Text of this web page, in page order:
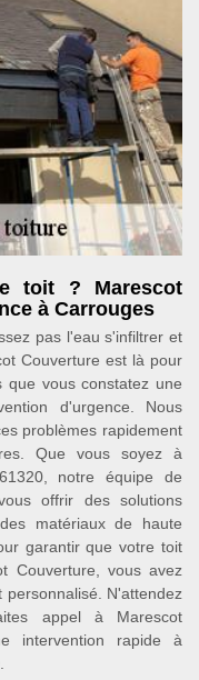
toit ? Marescot
à Carrouges
pas l'eau s'infiltrer et
Couverture est là pour
vous constatez une
d'urgence. Nous
problèmes rapidement
Que vous soyez à
notre équipe de
offrir des solutions
matériaux de haute
garantir que votre toit
Couverture, vous avez
N'attendez
appel à Marescot
intervention rapide à